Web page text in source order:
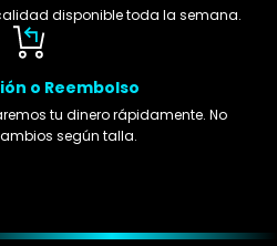
disponible toda la semana.
o Reembolso
tu dinero rápidamente. No
según talla.